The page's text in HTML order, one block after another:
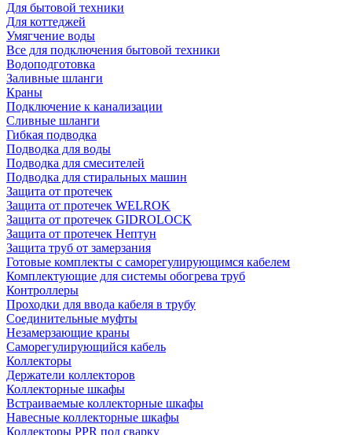
Для бытовой техники
Для коттеджей
Умягчение воды
Все для подключения бытовой техники
Водоподготовка
Заливные шланги
Краны
Подключение к канализации
Сливные шланги
Гибкая подводка
Подводка для воды
Подводка для смесителей
Подводка для стиральных машин
Защита от протечек
Защита от протечек WELROK
Защита от протечек GIDROLOCK
Защита от протечек Нептун
Защита труб от замерзания
Готовые комплекты с саморегулирующимся кабелем
Комплектующие для системы обогрева труб
Контроллеры
Проходки для ввода кабеля в трубу
Соединительные муфты
Незамерзающие краны
Саморегулирующийся кабель
Коллекторы
Держатели коллекторов
Коллекторные шкафы
Встраиваемые коллекторные шкафы
Навесные коллекторные шкафы
Коллекторы PPR под сварку